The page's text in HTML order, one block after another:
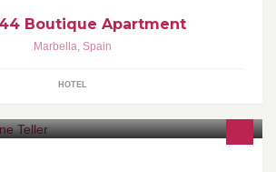
Boutique Apartment
Marbella, Spain
HOTEL